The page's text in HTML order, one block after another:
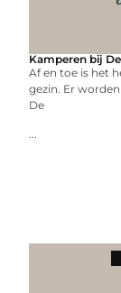
Kamperen bij
Af en toe is het
gezin. Er
De
...